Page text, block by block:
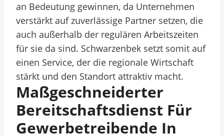
an Bedeutung gewinnen, da Unternehmen
verstärkt auf zuverlässige Partner setzen, die
auch außerhalb der regulären Arbeitszeiten
für sie da sind. Schwarzenbek setzt somit auf
einen Service, der die regionale Wirtschaft
stärkt und den Standort attraktiv macht.
Maßgeschneiderter
Bereitschaftsdienst Für
Gewerbetreibende In